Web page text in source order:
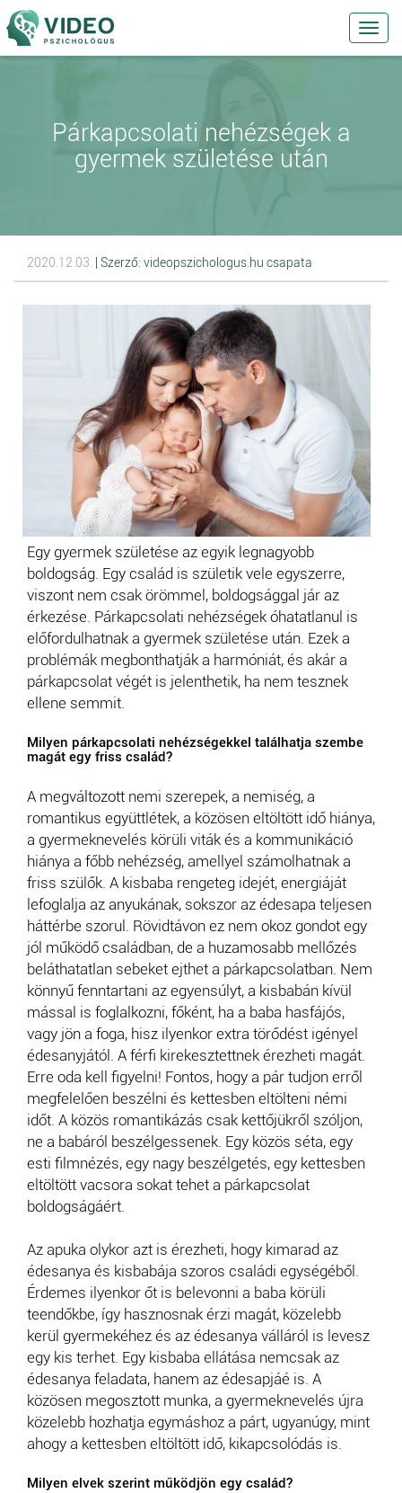
Párkapcsolati nehézségek a
gyermek születése után
2020.12.03. | Szerző: videopszichologus.hu csapata
Egy gyermek születése az egyik legnagyobb
boldogság. Egy család is születik vele egyszerre,
viszont nem csak örömmel, boldogsággal jár az
érkezése. Párkapcsolati nehézségek óhatatlanul is
előfordulhatnak a gyermek születése után. Ezek a
problémák megbonthatják a harmóniát, és akár a
párkapcsolat végét is jelenthetik, ha nem tesznek
ellene semmit.
Milyen párkapcsolati nehézségekkel találhatja szembe
magát egy friss család?
A megváltozott nemi szerepek, a nemiség, a
romantikus együttlétek, a közösen eltöltött idő hiánya,
a gyermeknevelés körüli viták és a kommunikáció
hiánya a főbb nehézség, amellyel számolhatnak a
friss szülők. A kisbaba rengeteg idejét, energiáját
lefoglalja az anyukának, sokszor az édesapa teljesen
háttérbe szorul. Rövidtávon ez nem okoz gondot egy
jól működő családban, de a huzamosabb mellőzés
beláthatatlan sebeket ejthet a párkapcsolatban. Nem
könnyű fenntartani az egyensúlyt, a kisbabán kívül
mással is foglalkozni, főként, ha a baba hasfájós,
vagy jön a foga, hisz ilyenkor extra törődést igényel
édesanyjától. A férfi kirekesztettnek érezheti magát.
Erre oda kell figyelni! Fontos, hogy a pár tudjon erről
megfelelően beszélni és kettesben eltölteni némi
időt. A közös romantikázás csak kettőjükről szóljon,
ne a babáról beszélgessenek. Egy közös séta, egy
esti filmnézés, egy nagy beszélgetés, egy kettesben
eltöltött vacsora sokat tehet a párkapcsolat
boldogságáért.
Az apuka olykor azt is érezheti, hogy kimarad az
édesanya és kisbabája szoros családi egységéből.
Érdemes ilyenkor őt is belevonni a baba körüli
teendőkbe, így hasznosnak érzi magát, közelebb
kerül gyermekéhez és az édesanya válláról is levesz
egy kis terhet. Egy kisbaba ellátása nemcsak az
édesanya feladata, hanem az édesapjáé is. A
közösen megosztott munka, a gyermeknevelés újra
közelebb hozhatja egymáshoz a párt, ugyanúgy, mint
ahogy a kettesben eltöltött idő, kikapcsolódás is.
Milyen elvek szerint működjön egy család?